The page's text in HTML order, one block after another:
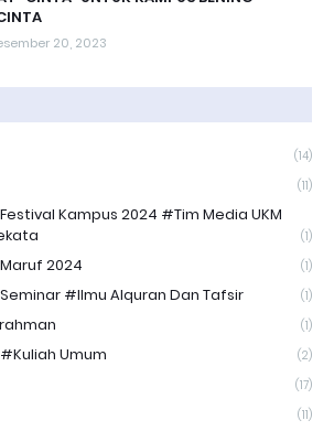
20, 2023
(14)
(11)
Kampus 2024 #Tim Media UKM
(1)
2024 (1)
#Ilmu Alquran Dan Tafsir (1)
(1)
Umum (2)
(17)
(11)